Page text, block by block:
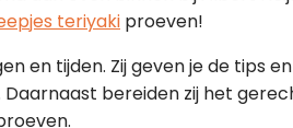
teriyaki proeven!
en tijden. Zij geven je de tips en
bereiden zij het